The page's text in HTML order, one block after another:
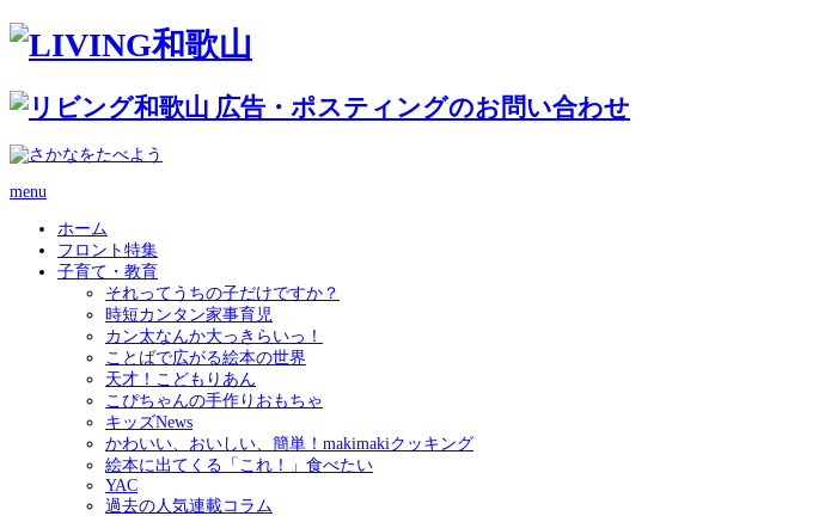
menu
ホーム
フロント特集
子育て・教育
それってうちの子だけですか？
時短カンタン家事育児
カン太なんか大っきらいっ！
ことばで広がる絵本の世界
天才！こどもりあん
こぴちゃんの手作りおもちゃ
キッズNews
かわいい、おいしい、簡単！makimakiクッキング
絵本に出てくる「これ！」食べたい
YAC
過去の人気連載コラム